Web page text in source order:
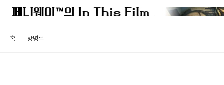
홈 방명록